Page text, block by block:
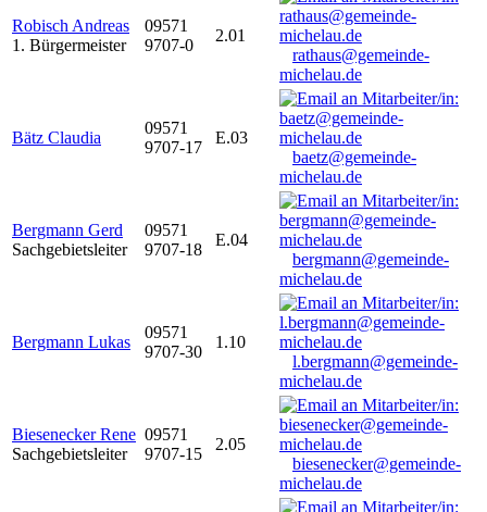
Robisch Andreas
1. Bürgermeister
09571
9707-0
2.01
rathaus@gemeinde-
michelau.de
Bätz Claudia
09571
9707-17
E.03
baetz@gemeinde-
michelau.de
Bergmann Gerd
Sachgebietsleiter
09571
9707-18
E.04
bergmann@gemeinde-
michelau.de
Bergmann Lukas
09571
9707-30
1.10
l.bergmann@gemeinde-
michelau.de
Biesenecker Rene
Sachgebietsleiter
09571
9707-15
2.05
biesenecker@gemeinde-
michelau.de